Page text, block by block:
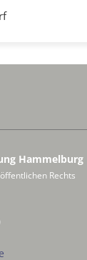
Hammelburg
Rechts